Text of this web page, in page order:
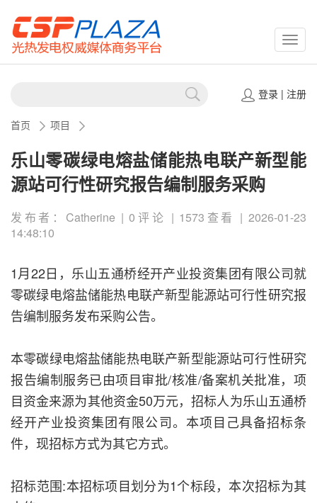
登录| 注册
首页 项目
乐山零碳绿电熔盐储能热电联产新型能
源站可行性研究报告编制服务采购
发布者：Catherine | 0评论 | 1573查看 | 2026-01-23
14:48:10
1月22日，乐山五通桥经开产业投资集团有限公司就
零碳绿电熔盐储能热电联产新型能源站可行性研究报
告编制服务发布采购公告。
本零碳绿电熔盐储能热电联产新型能源站可行性研究
报告编制服务已由项目审批/核准/备案机关批准，项
目资金来源为其他资金50万元，招标人为乐山五通桥
经开产业投资集团有限公司。本项目己具备招标条
件，现招标方式为其它方式。
招标范围:本招标项目划分为1个标段，本次招标为其